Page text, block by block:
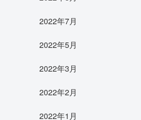
2022年7月
2022年5月
2022年3月
2022年2月
2022年1月